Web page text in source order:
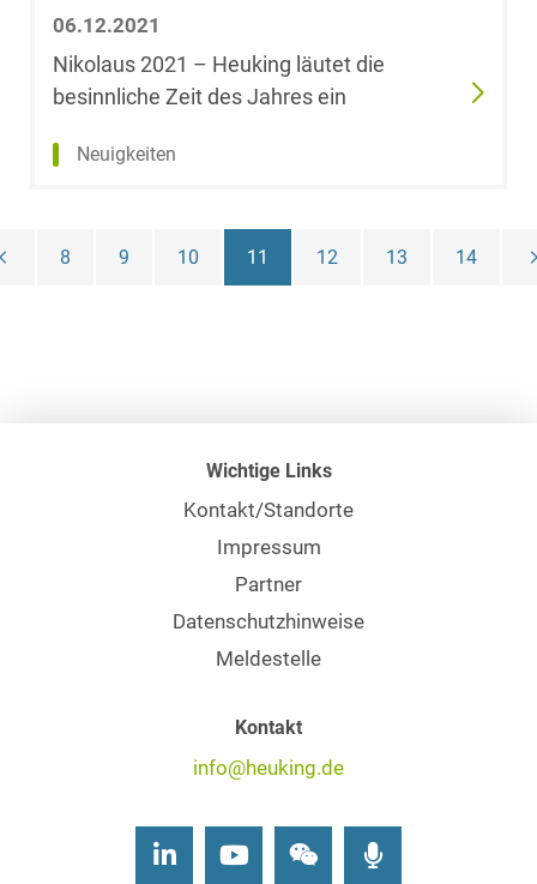
06.12.2021
Nikolaus 2021 – Heuking läutet die
besinnliche Zeit des Jahres ein
Neuigkeiten
8 9 10 11 12 13 14
Wichtige Links
Kontakt/Standorte
Impressum
Partner
Datenschutzhinweise
Meldestelle
Kontakt
info@heuking.de
LinkedInYoutubeWechat